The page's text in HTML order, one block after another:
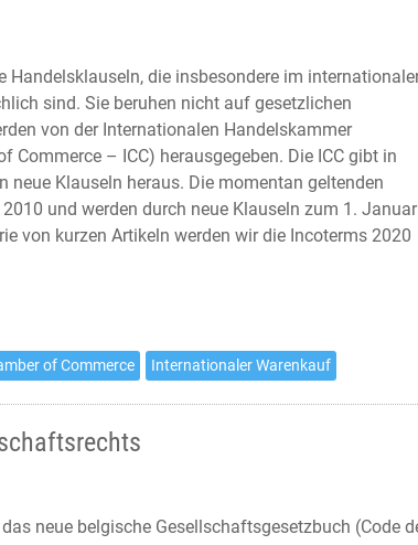
Handelsklauseln, die insbesondere im
sind. Sie beruhen nicht auf gesetzlichen
von der Internationalen Handelskammer
Commerce – ICC) herausgegeben. Die ICC gibt in
neue Klauseln heraus. Die momentan geltenden
und werden durch neue Klauseln zum 1. Januar
von kurzen Artikeln werden wir die Incoterms 2020
of Commerce Internationaler Warenkauf
neue belgische Gesellschaftsgesetzbuch (Code